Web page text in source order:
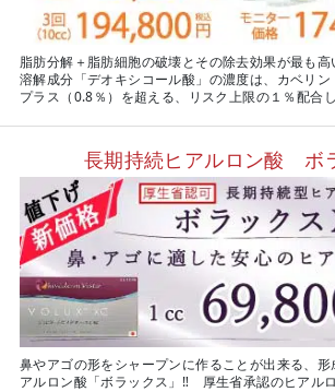
脂肪分解＋脂肪細胞の破壊とその除去効果が最も
溶解成分「デオキシコール酸」の濃度は、カベリ
プラス（0.8％）を超える、リスク上限の１％配合し
長期持続ヒアルロン酸 ボ
鼻やアゴの形をシャープンに作ることが出来る、
アルロン酸「ボラックス」‼ 厚生省承認のヒアルロ